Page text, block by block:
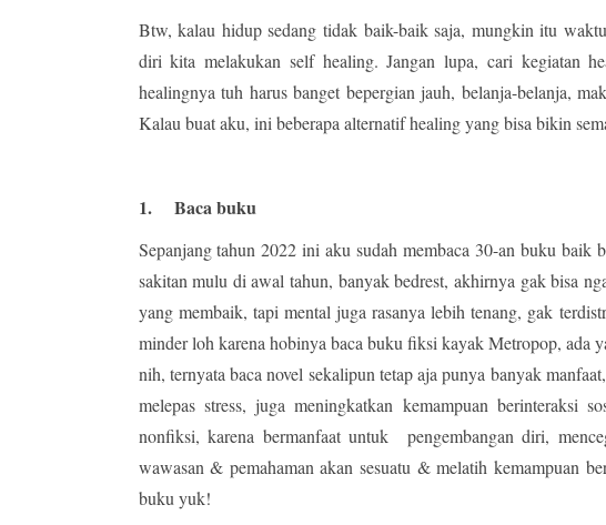
Btw, kalau hidup sedang tidak baik-baik saja, mungkin itu
diri kita melakukan self healing. Jangan lupa, cari kegiatan
healingnya tuh harus banget bepergian jauh, belanja-belanja,
Kalau buat aku, ini beberapa alternatif healing yang bisa bikin
1. Baca buku
Sepanjang tahun 2022 ini aku sudah membaca 30-an buku
sakitan mulu di awal tahun, banyak bedrest, akhirnya gak bisa
yang membaik, tapi mental juga rasanya lebih tenang, gak
minder loh karena hobinya baca buku fiksi kayak Metropop, ada
nih, ternyata baca novel sekalipun tetap aja punya banyak
melepas stress, juga meningkatkan kemampuan berinteraksi
nonfiksi, karena bermanfaat untuk pengembangan diri,
wawasan & pemahaman akan sesuatu & melatih kemampuan
buku yuk!